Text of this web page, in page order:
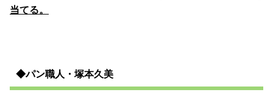
当てる。
◆パン職人・塚本久美